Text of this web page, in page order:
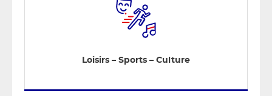
Loisirs – Sports – Culture